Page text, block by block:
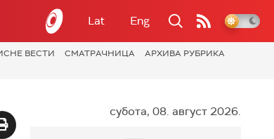
Lat Eng
ВЕСТИ СМАТРАЧНИЦА
АРХИВА РУБРИКА
субота, 08. август 2026.